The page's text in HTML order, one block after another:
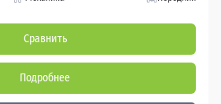
Сравнить
Подробнее